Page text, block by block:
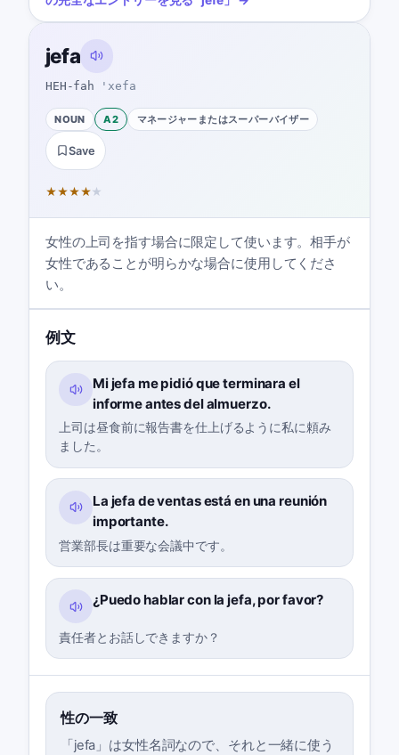
jefa
HEH-fah 'xefa
NOUN A2 マネージャーまたはスーパーバイザー
Save
★★★★★
女性の上司を指す場合に限定して使います。相手が
女性であることが明らかな場合に使用してくださ
い。
例文
Mi jefa me pidió que terminara el
informe antes del almuerzo.
上司は昼食前に報告書を仕上げるように私に頼み
ました。
La jefa de ventas está en una reunión
importante.
営業部長は重要な会議中です。
¿Puedo hablar con la jefa, por favor?
責任者とお話しできますか？
性の一致
「jefa」は女性名詞なので、それと一緒に使う